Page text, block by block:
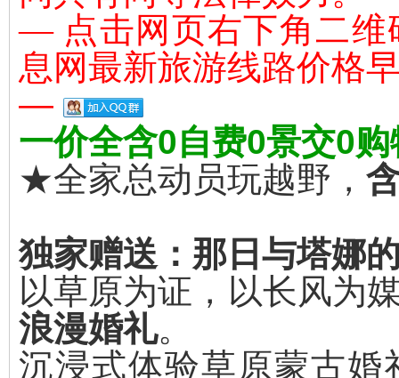
— 点击网页右下角二维
息网最新旅游线路价格
—
一价全含0自费0景交0
★全家总动员玩越野，
独家赠送：那日与塔娜
以草原为证，以长风为
浪漫婚礼。
沉浸式体验草原蒙古婚